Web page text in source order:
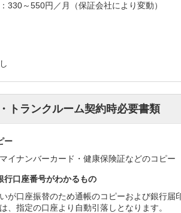
330～550円／月（保証会社により変動）
トランクルーム契約時必要書類
ー
イナンバーカード・健康保険証などのコピー
行口座番号がわかるもの
が口座振替のため通帳のコピーおよび銀行届
、指定の口座より自動引落しとなります。